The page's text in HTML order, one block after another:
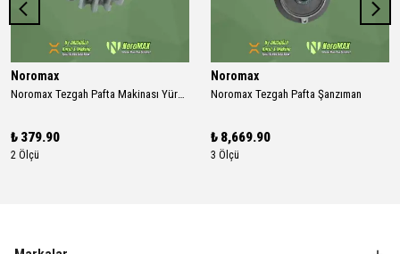
Noromax
Noromax Tezgah Pafta Makinası Yürütme Dişlisi (İlk Hareket)
₺ 379.90
2 Ölçü
Noromax
Noromax Tezgah Pafta Şanzıman
₺ 8,669.90
3 Ölçü